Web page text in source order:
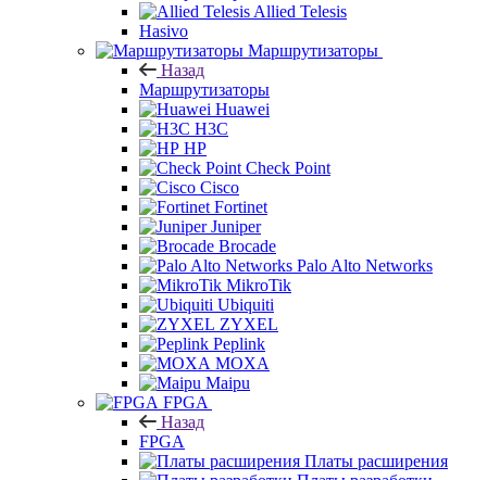
Allied Telesis
Hasivo
Маршрутизаторы
Назад
Маршрутизаторы
Huawei
H3C
HP
Check Point
Cisco
Fortinet
Juniper
Brocade
Palo Alto Networks
MikroTik
Ubiquiti
ZYXEL
Peplink
MOXA
Maipu
FPGA
Назад
FPGA
Платы расширения